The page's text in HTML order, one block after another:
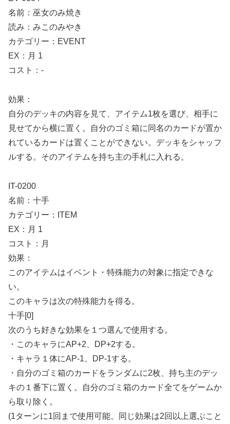
名前：巫女のみ焼き
読み：みこのみやき
カテゴリー：EVENT
EX：月 1
コスト：-
効果：
自分のデッキの内容を見て、アイテム1枚を選び、相手に
見せてから横に置く。自分のゴミ箱に同名のカードが置か
れているカードは置くことができない。デッキをシャッフ
ルする。そのアイテムを持ち主の手札に入れる。
IT-0200
名前：十手
カテゴリー：ITEM
EX：月 1
コスト：月
効果：
このアイテムはイベント・特殊能力の対象に指定できな
い。
このキャラは次の特殊能力を得る。
十手[0]
次のうち好きな効果を１つ選んで使用する。
・このキャラにAP+2、DP+2する。
・キャラ１体にAP-1、DP-1する。
・自分のゴミ箱のカードをランダムに2枚、持ち主のデッ
キの１番下に置く。自分のゴミ箱のカード全てをゲームか
ら取り除く。
(1ターンに1回まで使用可能。同じ効果は2回以上選ぶこと